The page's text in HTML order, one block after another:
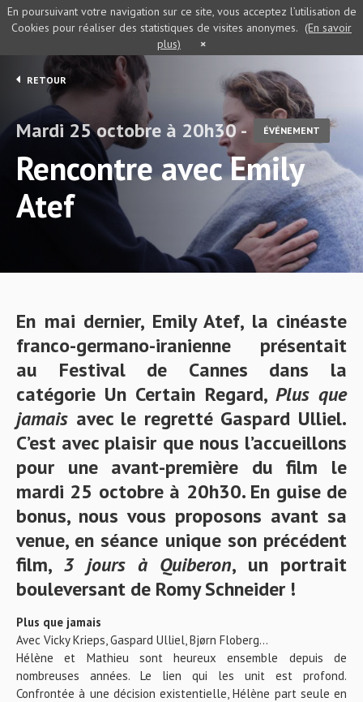
RETOUR
Mardi 25 octobre à 20h30 - ÉVÉNEMENT
Rencontre avec Emily
Atef
En mai dernier, Emily Atef, la cinéaste
franco-germano-iranienne présentait
au Festival de Cannes dans la
catégorie Un Certain Regard, Plus que
jamais avec le regretté Gaspard Ulliel.
C’est avec plaisir que nous l’accueillons
pour une avant-première du film le
mardi 25 octobre à 20h30. En guise de
bonus, nous vous proposons avant sa
venue, en séance unique son précédent
film, 3 jours à Quiberon, un portrait
bouleversant de Romy Schneider !
Plus que jamais
Avec Vicky Krieps, Gaspard Ulliel, Bjørn Floberg…
Hélène et Mathieu sont heureux ensemble depuis de
nombreuses années. Le lien qui les unit est profond.
Confrontée à une décision existentielle, Hélène part seule en
En poursuivant votre navigation sur ce site, vous acceptez l’utilisation de
Cookies pour réaliser des statistiques de visites anonymes. (En savoir
plus)
×